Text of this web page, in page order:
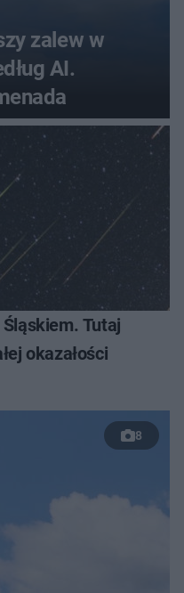
zalew w
AI.
Tutaj
okazałości
8